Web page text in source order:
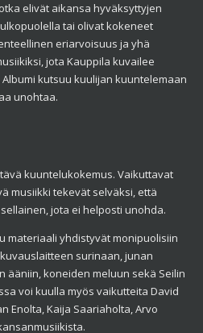
elivät aikansa hyväksyttyjen
tai olivat kokeneet
eriarvoisuus ja yhä
jota Kauppila kuvailee
kutsuu kuulijan kuuntelemaan
unohtaa.
kuuntelukokemus. Vaikuttavat
musiikki tekevät selväksi, että
jota ei helposti unohda.
materiaali yhdistyvät monipuolisiin
surinaan, junan
ääniin, koneiden meluun sekä Seilin
voi kuulla myös vaikutteita David
Enolta, Kaija Saariaholta, Arvo